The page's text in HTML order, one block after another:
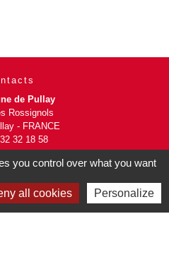
de Pullay
Rossignols
- FRANCE
32 18 58
:
you control over what you want
all cookies Personalize